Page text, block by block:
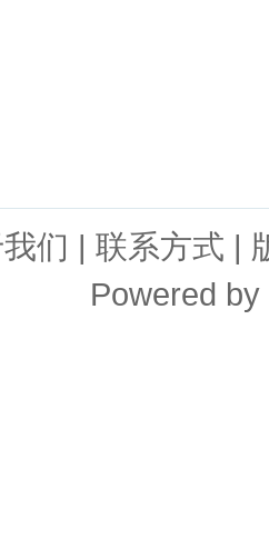
们 | 联系方式 |
Powered by